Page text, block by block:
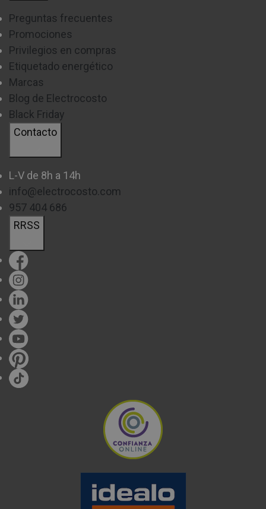
Preguntas frecuentes
Promociones
Privilegios en compras
Etiquetado energético
Marcas
Blog de Electrocosto
Black Friday
Contacto
L-V de 8h a 14h
info@electrocosto.com
957 404 686
RRSS